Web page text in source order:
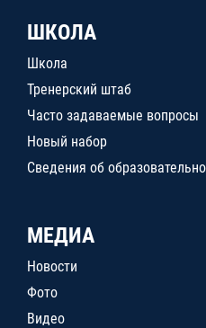
ШКОЛА
Школа
Тренерский штаб
Часто задаваемые вопросы
Новый набор
Сведения об
МЕДИА
Новости
Фото
Видео